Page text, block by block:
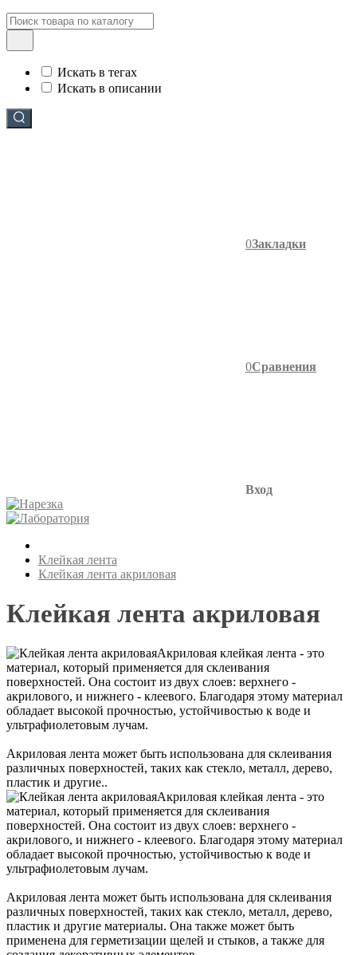
Искать в тегах
Искать в описании
0Закладки
0Сравнения
Вход
Клейкая лента
Клейкая лента акриловая
Клейкая лента акриловая
Акриловая клейкая лента - это
материал, который применяется для склеивания
поверхностей. Она состоит из двух слоев: верхнего -
акрилового, и нижнего - клеевого. Благодаря этому материал
обладает высокой прочностью, устойчивостью к воде и
ультрафиолетовым лучам.
Акриловая лента может быть использована для склеивания
различных поверхностей, таких как стекло, металл, дерево,
пластик и другие..
Акриловая клейкая лента - это
материал, который применяется для склеивания
поверхностей. Она состоит из двух слоев: верхнего -
акрилового, и нижнего - клеевого. Благодаря этому материал
обладает высокой прочностью, устойчивостью к воде и
ультрафиолетовым лучам.
Акриловая лента может быть использована для склеивания
различных поверхностей, таких как стекло, металл, дерево,
пластик и другие материалы. Она также может быть
применена для герметизации щелей и стыков, а также для